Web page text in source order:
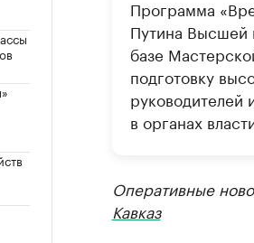
Программа
Путина Высшей
базе
подготовку
руководителей
в органах
Оперативные
Кавказ